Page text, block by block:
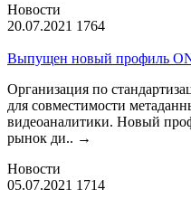
Новости
20.07.2021 1764
Выпущен новый профиль
Организация по
для совместимости
видеоаналитики. Новый
рынок ди.. →
Новости
05.07.2021 1714